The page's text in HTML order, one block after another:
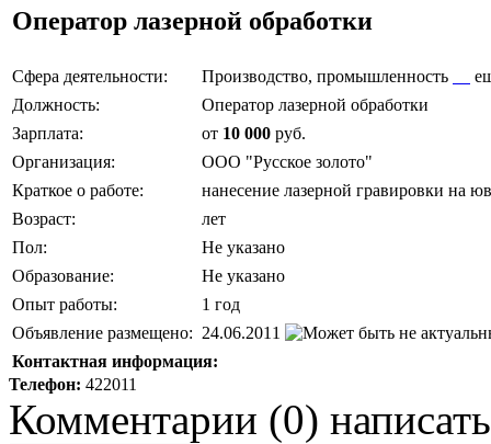
Оператор лазерной обработки
Сфера деятельности: Производство, промышленность
Должность:
Оператор лазерной обработки
Зарплата:
от 10 000 руб.
Организация:
ООО "Русское золото"
Краткое о работе:
нанесение лазерной гравировки на
Возраст:
лет
Пол:
Не указано
Образование:
Не указано
Опыт работы:
1 год
Объявление размещено: 24.06.2011
Контактная информация:
Телефон: 422011
Комментарии (0) написать